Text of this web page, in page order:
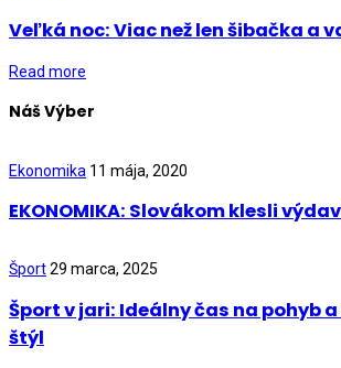
Veľká noc: Viac než len šibačka a
Read more
Náš Výber
Ekonomika 11 mája, 2020
EKONOMIKA: Slovákom klesli
Šport29 marca, 2025
Šport v jari: Ideálny čas na pohyb
štýl